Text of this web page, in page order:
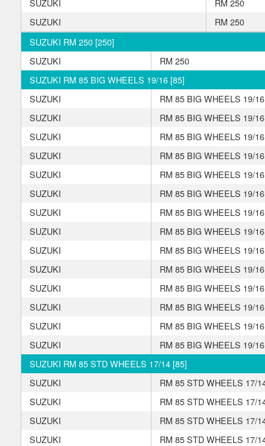
SUZUKI
RM 250
SUZUKI
RM 250
SUZUKI RM 250 [250]
SUZUKI
RM 250
SUZUKI RM 85 BIG WHEELS 19/16 [85]
SUZUKI
RM 85 BIG WHEELS 19/16
SUZUKI
RM 85 BIG WHEELS 19/16
SUZUKI
RM 85 BIG WHEELS 19/16
SUZUKI
RM 85 BIG WHEELS 19/16
SUZUKI
RM 85 BIG WHEELS 19/16
SUZUKI
RM 85 BIG WHEELS 19/16
SUZUKI
RM 85 BIG WHEELS 19/16
SUZUKI
RM 85 BIG WHEELS 19/16
SUZUKI
RM 85 BIG WHEELS 19/16
SUZUKI
RM 85 BIG WHEELS 19/16
SUZUKI
RM 85 BIG WHEELS 19/16
SUZUKI
RM 85 BIG WHEELS 19/16
SUZUKI
RM 85 BIG WHEELS 19/16
SUZUKI
RM 85 BIG WHEELS 19/16
SUZUKI RM 85 STD WHEELS 17/14 [85]
SUZUKI
RM 85 STD WHEELS 17/
SUZUKI
RM 85 STD WHEELS 17/
SUZUKI
RM 85 STD WHEELS 17/
SUZUKI
RM 85 STD WHEELS 17/